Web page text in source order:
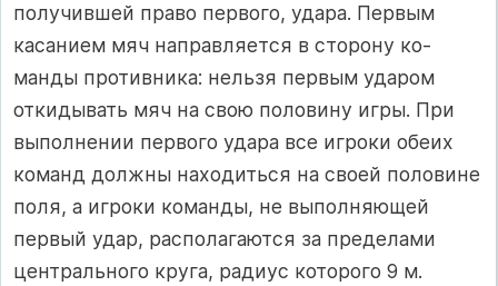
получившей право первого, удара. Первым
касанием мяч направляется в сторону ко­
манды противника: нельзя первым ударом
откидывать мяч на свою половину игры. При
выполнении первого удара все игроки обеих
команд должны находиться на своей половине
поля, а игроки ко­манды, не выполняющей
первый удар, располагаются за пределами
центрального круга, радиус которого 9 м.